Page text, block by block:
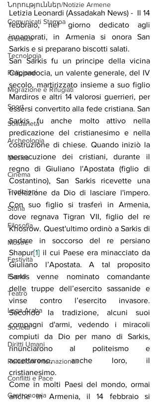
Նորություններ/Notizie Armene
Comunicati Stampa
Cronaca
Tecnologia
Religione
Migrazione e Rifugiati
Sport
Solidarietà
Archeologia
Musica
Cinema
Tradizioni
Storia
Filosofia
Mostre
Festività
Eventi
Teatro
Lega Araba
Società
Diritti Umani
Relazioni Internazionali
Conflitti e Pace
Gastronomia
Letizia Leonardi (Assadakah News) -  Il 14
febbraio, nel giorno dedicato agli
innamorati, in Armenia si onora San
Sarkis e si preparano biscotti salati.
San Sarkis fu un principe della vicina
Cappadocia, un valente generale, del IV
secolo, martirizzato insieme a suo figlio
Mardiros e altri 14 valorosi guerrieri, per
essersi convertito alla fede cristiana. San
Sarkis fu anche molto attivo nella
predicazione del cristianesimo e nella
costruzione di chiese. Quando iniziò la
persecuzione dei cristiani, durante il
regno di Giuliano l'Apostata (figlio di
Costantino), San Sarkis ricevette una
rivelazione da Dio di lasciare l'impero.
Con suo figlio si trasferì in Armenia,
dove regnava Tigran VII, figlio del re
Khosrow. Quest'ultimo ordinò a Sarkis di
andare in soccorso del re persiano
Shapur[1] il cui Paese era minacciato da
Giuliano l’Apostata. A tal proposito
Sarkis venne nominato comandante
delle truppe dell’esercito sassanide e
vinse contro l’esercito invasore.
Secondo la tradizione, alcuni suoi
compagni d'armi, vedendo i miracoli
compiuti da Dio per mano di Sarkis,
rinunciarono al politeismo e
accettarono, anche loro, il
cristianesimo.
Come in molti Paesi del mondo, ormai
anche in Armenia, il 14 febbraio si